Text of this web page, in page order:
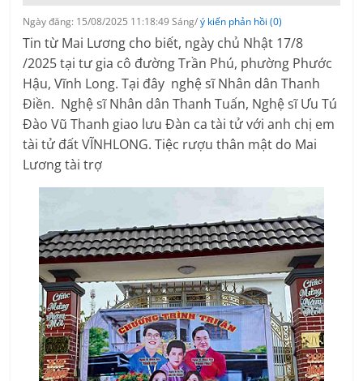
Ngày đăng: 15/08/2025 11:18:49 Sáng/ý kiến phản hồi (0)
Tin từ Mai Lương cho biết, ngày chủ Nhật 17/8
/2025 tại tư gia cô đường Trần Phú, phường Phước
Hậu, Vĩnh Long. Tại đây nghệ sĩ Nhân dân Thanh
Điền. Nghệ sĩ Nhân dân Thanh Tuấn, Nghệ sĩ Ưu Tú
Đào Vũ Thanh giao lưu Đàn ca tài tử với anh chị em
tài tử đất VĨNHLONG. Tiệc rượu thân mật do Mai
Lương tài trợ